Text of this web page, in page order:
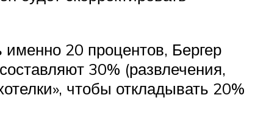
20 процентов, Бергер
30% (развлечения,
чтобы откладывать 20%